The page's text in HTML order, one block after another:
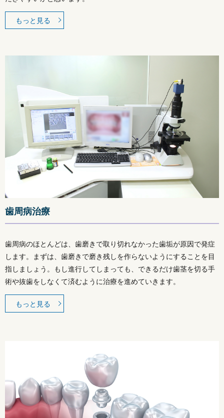
もっと見る
歯周病治療
歯周病のほとんどは、歯磨きで取り切れなかった歯垢が原因で発症
します。まずは、歯磨きで磨き残しを作らないようにすることを目
指しましょう。もし進行してしまっても、できるだけ歯茎を切る手
術や抜歯をしなくて済むように治療を進めていきます。
もっと見る